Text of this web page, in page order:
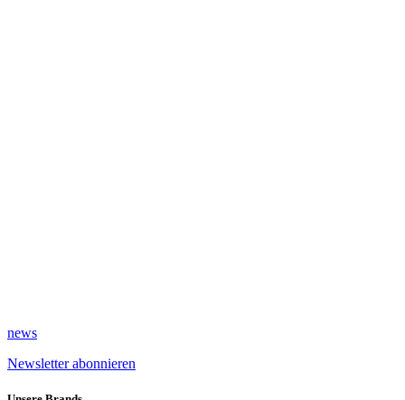
news
Newsletter abonnieren